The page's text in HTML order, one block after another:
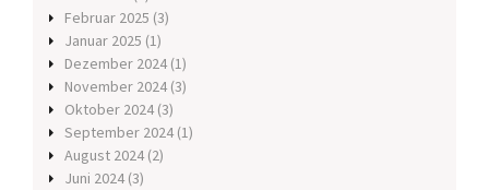
Februar 2025 (3)
Januar 2025 (1)
Dezember 2024 (1)
November 2024 (3)
Oktober 2024 (3)
September 2024 (1)
August 2024 (2)
Juni 2024 (3)